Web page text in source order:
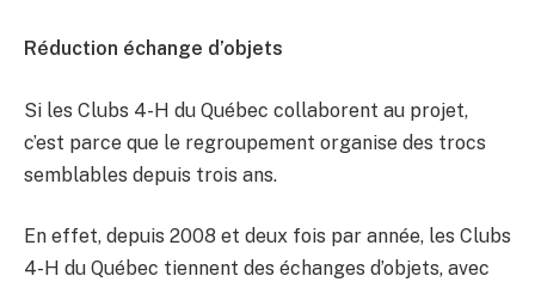
Réduction échange d’objets
Si les Clubs 4-H du Québec collaborent au projet,
c’est parce que le regroupement organise des trocs
semblables depuis trois ans.
En effet, depuis 2008 et deux fois par année, les Clubs
4-H du Québec tiennent des échanges d’objets, avec